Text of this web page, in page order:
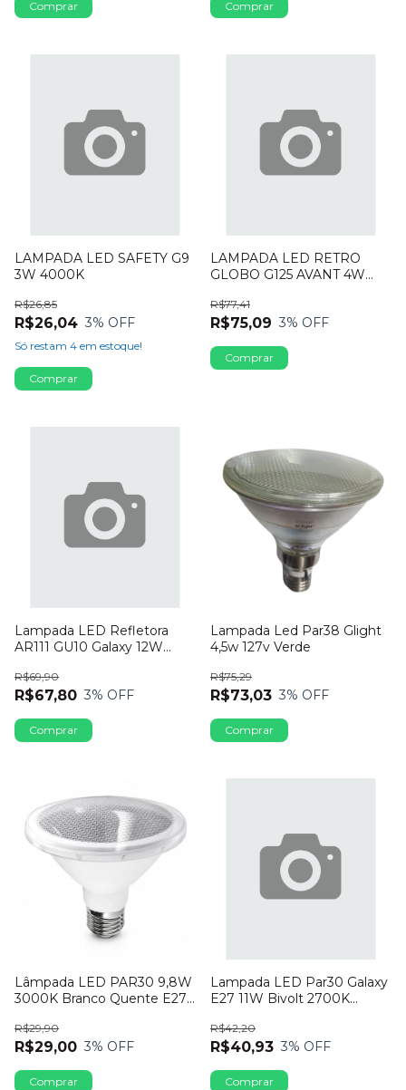
LAMPADA LED SAFETY G9
3W 4000K
R$26,04
R$26,85
3% OFF
Só restam 4 em estoque!
LAMPADA LED RETRO
GLOBO G125 AVANT 4W
R$75,09
R$77,41
3% OFF
Lampada LED Refletora
AR111 GU10 Galaxy 12W
R$67,80
R$69,90
3% OFF
Lampada Led Par38 Glight
4,5w 127v Verde
R$73,03
R$75,29
3% OFF
Lâmpada LED PAR30 9,8W
3000K Branco Quente E27
R$29,00
R$29,90
3% OFF
Lampada LED Par30 Galaxy
E27 11W Bivolt 2700K
R$40,93
R$42,20
3% OFF